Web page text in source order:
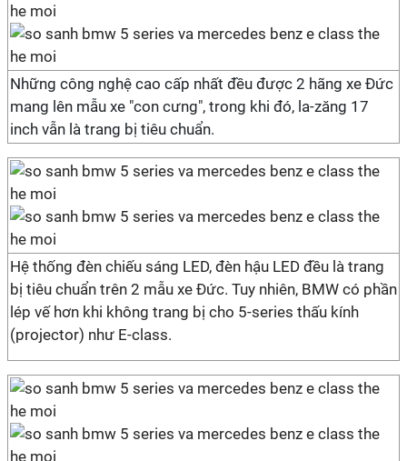
Những công nghệ cao cấp nhất đều được 2 hãng xe Đức
mang lên mẫu xe "con cưng", trong khi đó, la-zăng 17
inch vẫn là trang bị tiêu chuẩn.
Hệ thống đèn chiếu sáng LED, đèn hậu LED đều là trang
bị tiêu chuẩn trên 2 mẫu xe Đức. Tuy nhiên, BMW có phần
lép vế hơn khi không trang bị cho 5-series thấu kính
(projector) như E-class.